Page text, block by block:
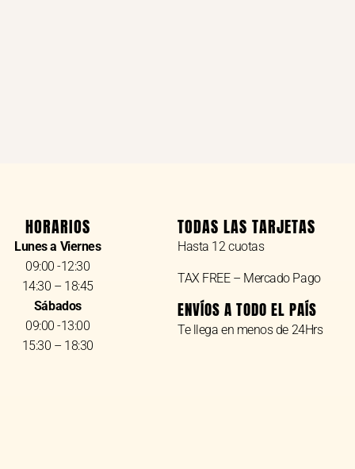
HORARIOS
Lunes a Viernes
09:00 -12:30
14:30 – 18:45
Sábados
09:00 -13:00
15:30 – 18:30
TODAS LAS TARJETAS
Hasta 12 cuotas
TAX FREE – Mercado Pago
ENVÍOS A TODO EL PAÍS
Te llega en menos de 24Hrs